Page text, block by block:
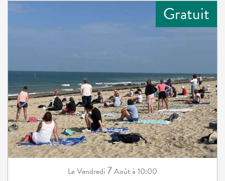
Gratuit
LeVendredi7Aoûtà 10:00